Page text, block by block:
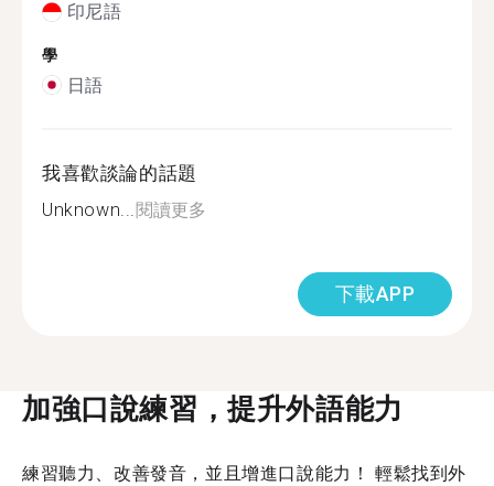
印尼語
學
日語
我喜歡談論的話題
Unknown... 閱讀更多
下載APP
加強口說練習，提升外語能力
練習聽力、改善發音，並且增進口說能力！ 輕鬆找到外